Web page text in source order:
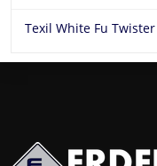
Texil White Fu Twister